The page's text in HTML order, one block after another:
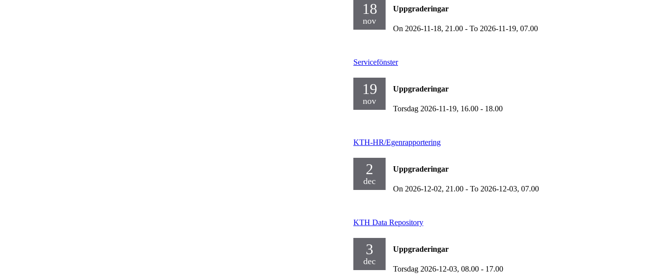
18
nov
Uppgraderingar
On 2026-11-18, 21.00 - To 2026-11-19, 07.00
Servicefönster
19
nov
Uppgraderingar
Torsdag 2026-11-19, 16.00 - 18.00
KTH-HR/Egenrapportering
2
dec
Uppgraderingar
On 2026-12-02, 21.00 - To 2026-12-03, 07.00
KTH Data Repository
3
dec
Uppgraderingar
Torsdag 2026-12-03, 08.00 - 17.00